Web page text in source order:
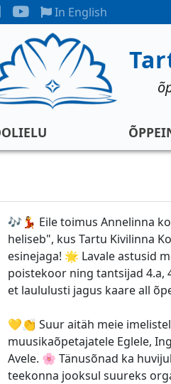
juurde In English
🎶💃 Eile toimus Annelinna
heliseb", kus Tartu Kivilinna
esinejaga! 🌟 Lavale astusid
poistekoor ning tantsijad 4.a,
et laululusti jagus kaare all
💛👏 Suur aitäh meie
muusikaõpetajatele Eglele,
Avele. 🌸 Tänusõnad ka
teekonna jooksul suureks